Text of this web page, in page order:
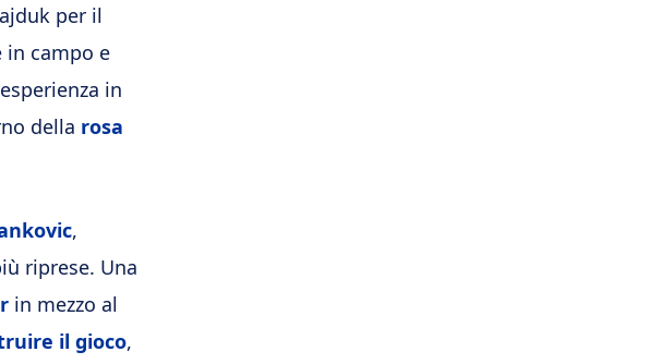
per il
in campo e
in
della rosa
,
riprese. Una
in mezzo al
il gioco,